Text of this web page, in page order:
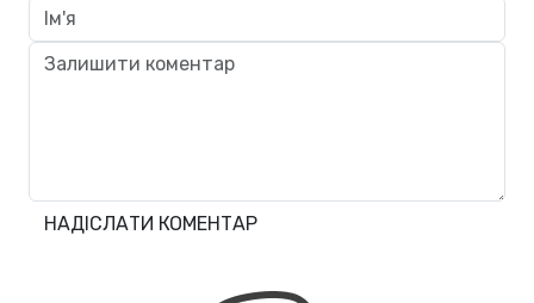
НАДІСЛАТИ КОМЕНТАР